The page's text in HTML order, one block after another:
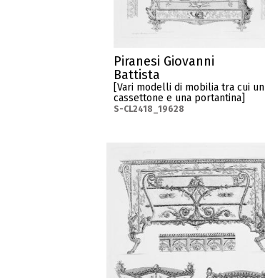
Piranesi Giovanni
Battista
[Vari modelli di mobilia tra cui un
cassettone e una portantina]
S-CL2418_19628